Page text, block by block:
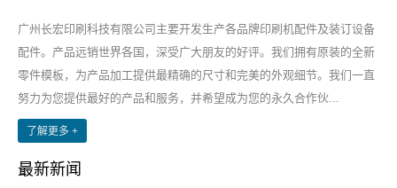
广州长宏印刷科技有限公司主要开发生产各品牌印刷机配件及装订设备
配件。产品远销世界各国，深受广大朋友的好评。我们拥有原装的全新
零件模板，为产品加工提供最精确的尺寸和完美的外观细节。我们一直
努力为您提供最好的产品和服务，并希望成为您的永久合作伙...
了解更多 +
最新新闻